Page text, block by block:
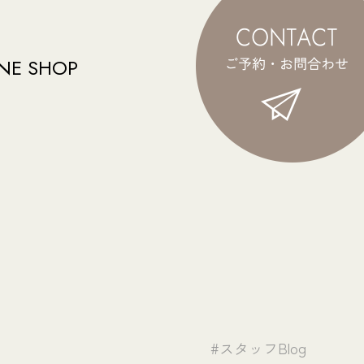
SHOP
#スタッフBlog